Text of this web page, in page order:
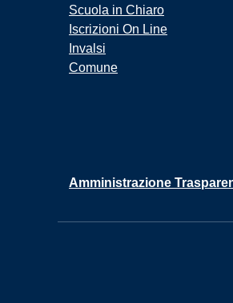
Scuola in Chiaro
Iscrizioni On Line
Invalsi
Comune
Amministrazione